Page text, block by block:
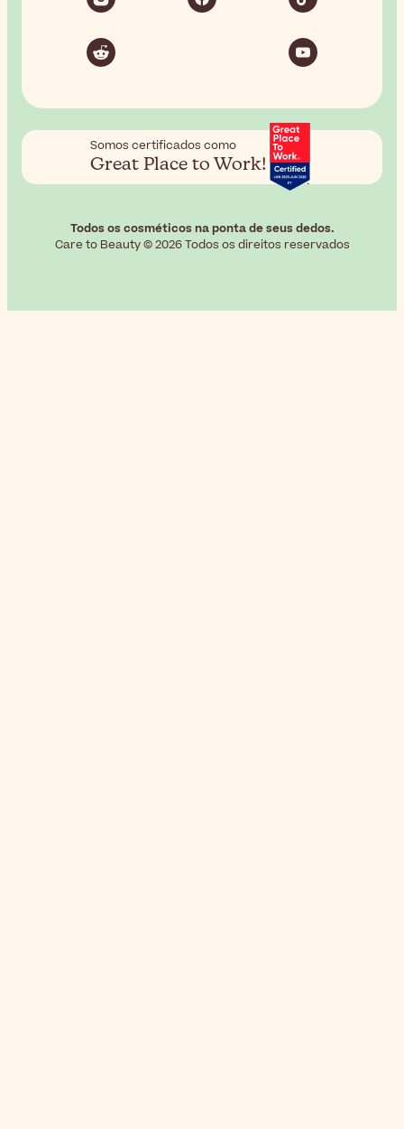
Somos certificados como
Great Place to Work!
Todos os cosméticos na ponta de seus dedos.
Care to Beauty © 2026 Todos os direitos reservados